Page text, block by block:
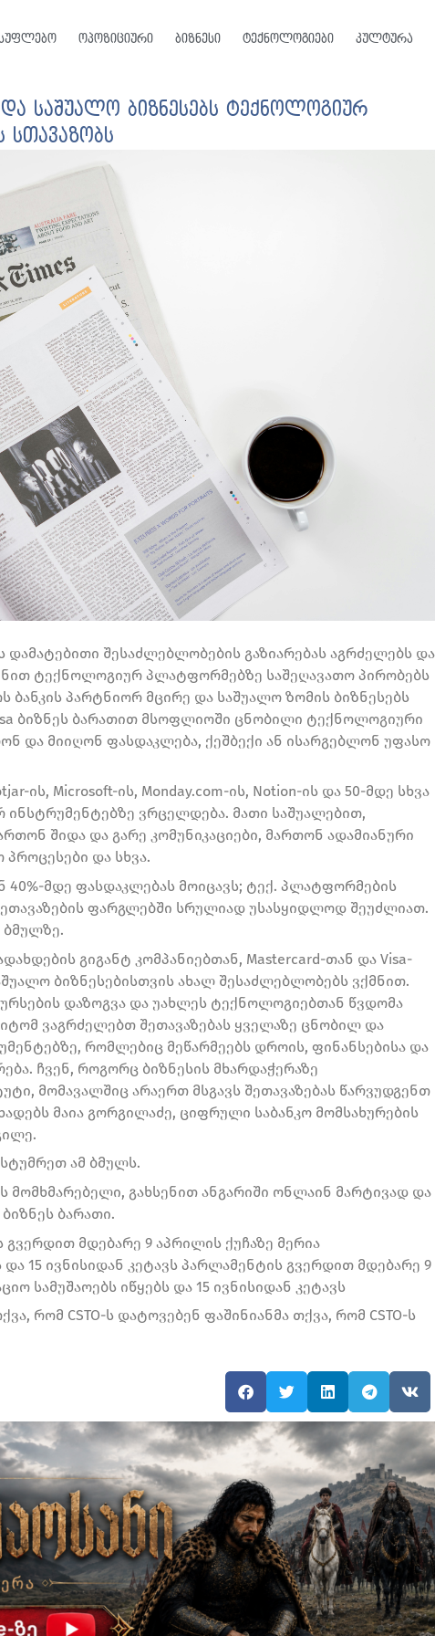
ოპოზიციური ბიზნესი ტექნოლოგიები კულტურა
საშუალო ბიზნესებს ტექნოლოგიურ
სთავაზობს
დამატებითი შესაძლებლობების გაზიარებას აგრძელებს და
ტექნოლოგიურ პლატფორმებზე საშეღავათო პირობებს
ბანკის პარტნიორ მცირე და საშუალო ზომის ბიზნესებს
ბიზნეს ბარათით მსოფლიოში ცნობილი ტექნოლოგიური
და მიიღონ ფასდაკლება, ქეშბექი ან ისარგებლონ უფასო
ის, Microsoft-ის, Monday.com-ის, Notion-ის და 50-მდე სხვა
ვრცელდება. მათი საშუალებით,
შიდა და გარე კომუნიკაციები, მართონ ადამიანური
და სხვა.
40%-მდე ფასდაკლებას მოიცავს; ტექ. პლატფორმების
ფარგლებში სრულიად უსასყიდლოდ შეუძლიათ.
ბმულზე.
გიგანტ კომპანიებთან, Mastercard-თან და Visa-
ბიზნესებისთვის ახალ შესაძლებლობებს ვქმნით.
დაზოგვა და უახლეს ტექნოლოგიებთან წვდომა
ვაგრძელებთ შეთავაზებას ყველაზე ცნობილ და
რომლებიც მეწარმეებს დროის, ფინანსებისა და
ჩვენ, როგორც ბიზნესის მხარდაჭერაზე
მომავალშიც არაერთ მსგავს შეთავაზებას წარვუდგენთ
მაია გორგილაძე, ციფრული საბანკო მომსახურების
ამ ბმულს.
მომხმარებელი, გახსენით ანგარიში ონლაინ მარტივად და
ბარათი.
მდებარე 9 აპრილის ქუჩაზე მერია
და 15 ივნისიდან კეტავს პარლამენტის გვერდით მდებარე 9
სამუშაოებს იწყებს და 15 ივნისიდან კეტავს
რომ CSTO-ს დატოვებენ ფაშინიანმა თქვა, რომ CSTO-ს